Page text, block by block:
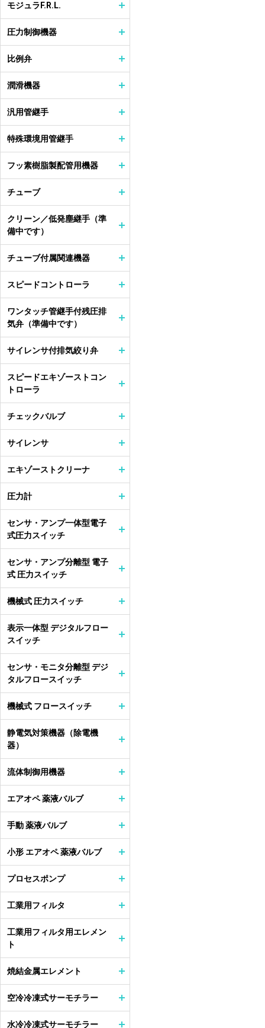
モジュラF.R.L.
圧力制御機器
比例弁
潤滑機器
汎用管継手
特殊環境用管継手
フッ素樹脂製配管用機器
チューブ
クリーン／低発塵継手（準
備中です）
チューブ付属関連機器
スピードコントローラ
ワンタッチ管継手付残圧排
気弁（準備中です）
サイレンサ付排気絞り弁
スピードエキゾーストコン
トローラ
チェックバルブ
サイレンサ
エキゾーストクリーナ
圧力計
センサ・アンプ一体型電子
式圧力スイッチ
センサ・アンプ分離型 電子
式 圧力スイッチ
機械式 圧力スイッチ
表示一体型 デジタルフロー
スイッチ
センサ・モニタ分離型 デジ
タルフロースイッチ
機械式 フロースイッチ
静電気対策機器（除電機
器）
流体制御用機器
エアオペ 薬液バルブ
手動 薬液バルブ
小形 エアオペ 薬液バルブ
プロセスポンプ
工業用フィルタ
工業用フィルタ用エレメン
ト
焼結金属エレメント
空冷冷凍式サーモチラー
水冷冷凍式サーモチラー